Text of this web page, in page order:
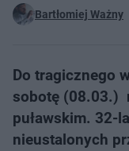
Bartłomiej Ważny
Do tragicznego
sobotę (08.03.)
puławskim. 32-
nieustalonych